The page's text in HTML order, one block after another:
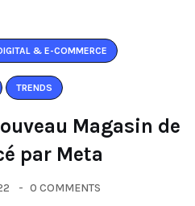
& E-COMMERCE
TRENDS
Magasin de
par Meta
0 COMMENTS